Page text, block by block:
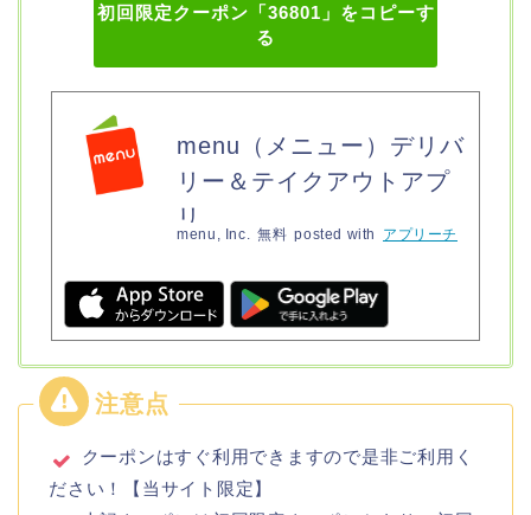
初回限定クーポン「36801」をコピーす
る
menu（メニュー）デリバ
リー＆テイクアウトアプ
リ
menu, Inc. 無料 posted with アプリーチ
クーポンはすぐ利用できますので是非ご利用く
ださい！【当サイト限定】